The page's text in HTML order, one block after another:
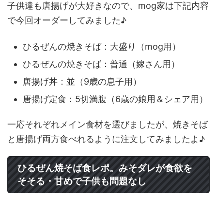
子供達も唐揚げが大好きなので、mog家は下記内容
で今回オーダーしてみました♪
ひるぜんの焼きそば：大盛り（mog用）
ひるぜんの焼きそば：普通（嫁さん用）
唐揚げ丼：並（9歳の息子用）
唐揚げ定食：5切満腹（6歳の娘用＆シェア用）
一応それぞれメイン食材を選びましたが、焼きそば
と唐揚げ両方食べれるように注文してみましたよ♪
ひるぜん焼そば食レポ。みそダレが食欲を
そそる・甘めで子供も問題なし